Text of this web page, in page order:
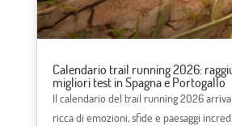
Calendario trail running 2026:
migliori test in Spagna e Portogallo
Il calendario del trail running 2026
ricca di emozioni, sfide e paesaggi